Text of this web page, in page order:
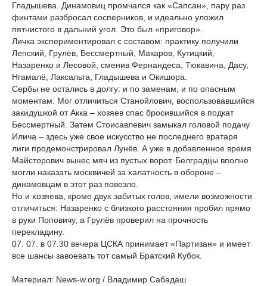
Гладышева. Динамовиц промчался как «Сапсан», пару раз
финтами разбросал сосперников, и идеально уложил
пятнистого в дальний угол. Это был «приговор».
Личка экспериментировал с составом: практику получили
Лепский, Грулёв, Бессмертный, Макаров, Кутицкий,
Назаренко и Лесовой, сменив Фернандеса, Тюкавина, Дасу,
Нгамалё, Лаксальта, Гладышева и Окишора.
Сербы не остались в долгу: и по заменам, и по опасным
моментам. Мог отличиться Станойлович, воспользовавшийся
закидушкой от Акка – хозяев спас бросившийся в подкат
Бессмертный. Затем Стоисавлевич замыкал головой подачу
Илича – здесь уже свое искусство не последнего вратаря
лиги продемонстрировал Лунёв. А уже в добавленное время
Майсторович вынес мяч из пустых ворот. Белградцы вполне
могли наказать москвичей за халатность в обороне –
динамовцам в этот раз повезло.
Но и хозяева, кроме двух забитых голов, имели возможности
отличиться: Назаренко с близкого расстояния пробил прямо
в руки Поповичу, а Грулёв проверил на прочность
перекладину.
07. 07. в 07.30 вечера ЦСКА принимает «Партизан» и имеет
все шансы завоевать тот самый Братский Кубок.
Материал: News-w.org / Владимир Сабадаш